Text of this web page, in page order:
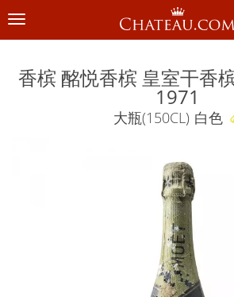
切
导
香槟 酩悦香槟 皇室干香
1971
大瓶(150CL) 白色